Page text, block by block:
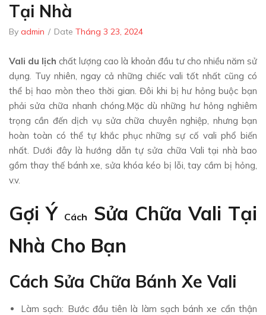
Tại Nhà
By admin / Date Tháng 3 23, 2024
Vali du lịch chất lượng cao là khoản đầu tư cho nhiều năm sử
dụng. Tuy nhiên, ngay cả những chiếc vali tốt nhất cũng có
thể bị hao mòn theo thời gian. Đôi khi bị hư hỏng buộc bạn
phải sửa chữa nhanh chóng.Mặc dù những hư hỏng nghiêm
trọng cần đến dịch vụ sửa chữa chuyên nghiệp, nhưng bạn
hoàn toàn có thể tự khắc phục những sự cố vali phổ biến
nhất. Dưới đây là hướng dẫn tự sửa chữa Vali tại nhà bao
gồm thay thế bánh xe, sửa khóa kéo bị lỗi, tay cầm bị hỏng,
v.v.
Gợi Ý Cách
Sửa Chữa Vali Tại
Nhà Cho Bạn
Cách Sửa Chữa Bánh Xe Vali
Làm sạch: Bước đầu tiên là làm sạch bánh xe cẩn thận